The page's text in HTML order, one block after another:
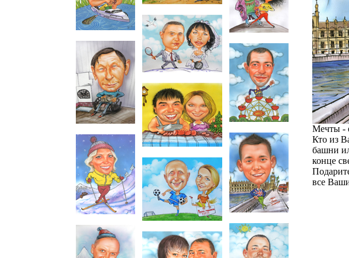
Мечты -
Кто из
башни
конце
все